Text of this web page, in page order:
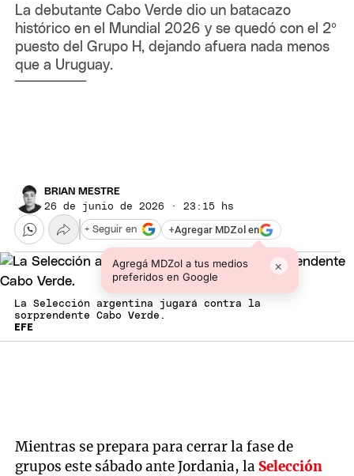
La debutante Cabo Verde dio un batacazo
histórico en el Mundial 2026 y se quedó con el 2º
puesto del Grupo H, dejando afuera nada menos
que a Uruguay.
BRIAN MESTRE
26 de junio de 2026 · 23:15 hs
+Agregar MDZol en
Agregá MDZol a tus medios
preferidos en Google
×
+ Seguir en
La Selección argentina jugará contra la
sorprendente Cabo Verde.
EFE
Mientras se prepara para cerrar la fase de
grupos este sábado ante Jordania, la Selección